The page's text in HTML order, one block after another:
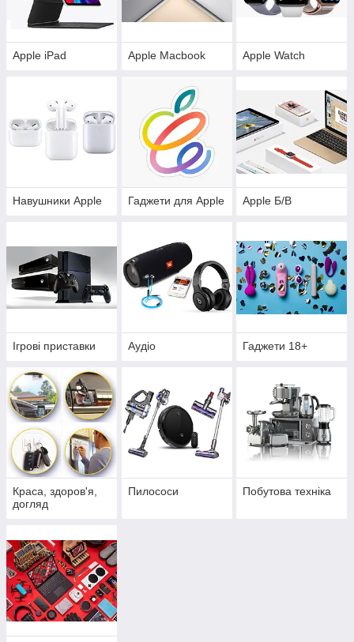
Apple iPad Apple Macbook Apple Watch
Навушники Apple Гаджети для Apple Apple Б/В
Ігрові приставки Аудіо Гаджети 18+
Краса, здоров'я,
догляд
Пилососи Побутова техніка